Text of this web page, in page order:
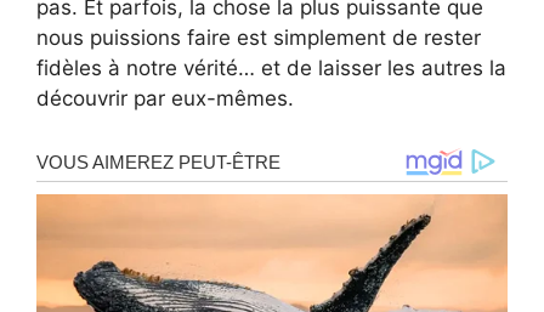
pas. Et parfois, la chose la plus puissante que
nous puissions faire est simplement de rester
fidèles à notre vérité… et de laisser les autres la
découvrir par eux-mêmes.